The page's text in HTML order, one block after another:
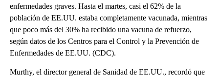
enfermedades graves. Hasta el martes, casi el 62% de la
población de EE.UU. estaba completamente vacunada, mientras
que poco más del 30% ha recibido una vacuna de refuerzo,
según datos de los Centros para el Control y la Prevención de
Enfermedades de EE.UU. (CDC).
Murthy, el director general de Sanidad de EE.UU., recordó que